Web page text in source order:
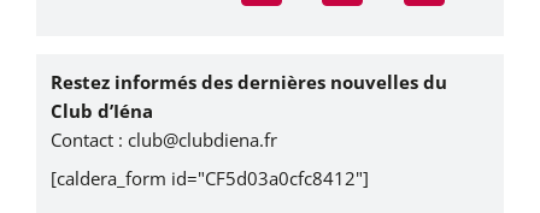
Restez informés des dernières nouvelles du
Club d’Iéna
Contact : club@clubdiena.fr
[caldera_form id="CF5d03a0cfc8412"]